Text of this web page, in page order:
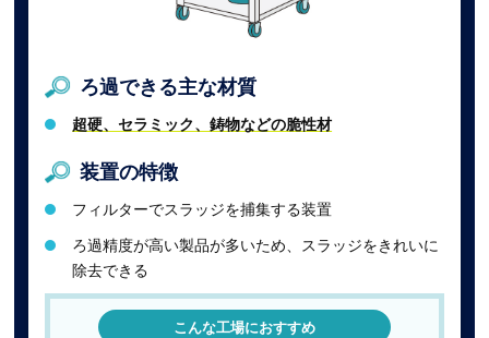
ろ過できる主な材質
超硬、セラミック、鋳物などの脆性材
装置の特徴
フィルターでスラッジを捕集する装置
ろ過精度が高い製品が多いため、スラッジをきれいに
除去できる
こんな工場におすすめ